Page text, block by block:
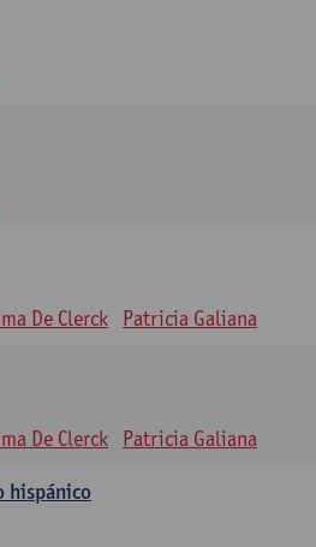
De Clerck Patricia Galiana
De Clerck Patricia Galiana
hispánico